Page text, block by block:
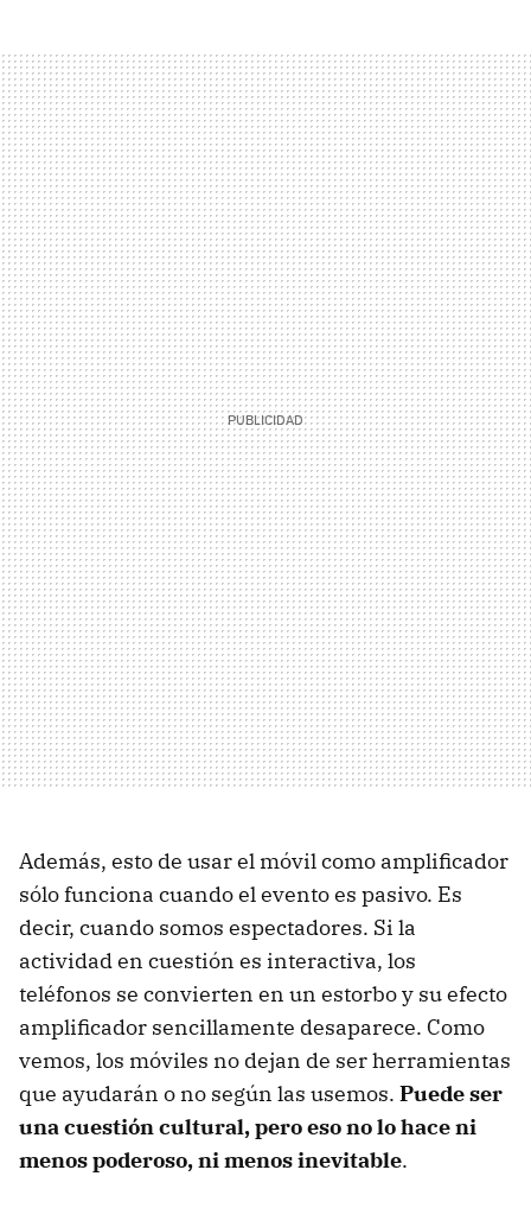
Además, esto de usar el móvil como amplificador
sólo funciona cuando el evento es pasivo. Es
decir, cuando somos espectadores. Si la
actividad en cuestión es interactiva, los
teléfonos se convierten en un estorbo y su efecto
amplificador sencillamente desaparece. Como
vemos, los móviles no dejan de ser herramientas
que ayudarán o no según las usemos. Puede ser
una cuestión cultural, pero eso no lo hace ni
menos poderoso, ni menos inevitable.